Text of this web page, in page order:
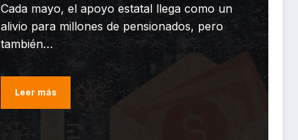
Cada mayo, el apoyo estatal llega como un
alivio para millones de pensionados, pero
también…
Leer más